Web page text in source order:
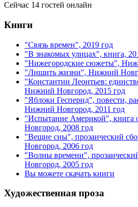
Сейчас 14 гостей онлайн
Книги
"Связь времен", 2019 год
"В знакомых улицах", книга,
"Нижегородские сюжеты",
"Лишить жизни", Нижний
"Константин Леонтьев:
Нижний Новгород, 2015 год
"Яблоки Гесперид", повести,
Нижний Новгород, 2011 год
"Испытание Америкой", книга
Новгород, 2008 год
"Вещие сны", прозаический
Новгород, 2006 год
"Волны времени",
Новгород, 2005 год
Вы можете скачать книги
Художественная проза